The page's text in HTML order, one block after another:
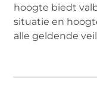
hoogte biedt
situatie en
alle geldende